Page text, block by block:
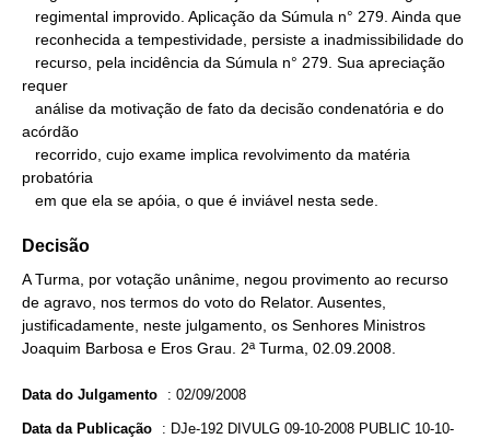
requer
acórdão
probatória
   em que ela se apóia, o que é inviável nesta sede.
Decisão
A Turma, por votação unânime, negou provimento ao recurso
de agravo, nos termos do voto do Relator. Ausentes,
justificadamente, neste julgamento, os Senhores Ministros
Joaquim Barbosa e Eros Grau. 2ª Turma, 02.09.2008.
Data do Julgamento : 02/09/2008
Data da Publicação : DJe-192 DIVULG 09-10-2008 PUBLIC 10-10-